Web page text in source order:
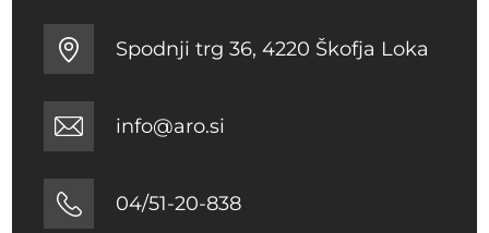
Spodnji trg 36, 4220 Škofja Loka
info@aro.si
04/51-20-838